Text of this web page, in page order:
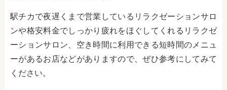
駅チカで夜遅くまで営業しているリラクゼーションサロ
ンや格安料金でしっかり疲れをほぐしてくれるリラクゼ
ーションサロン、空き時間に利用できる短時間のメニュ
ーがあるお店などがありますので、ぜひ参考にしてみて
ください。